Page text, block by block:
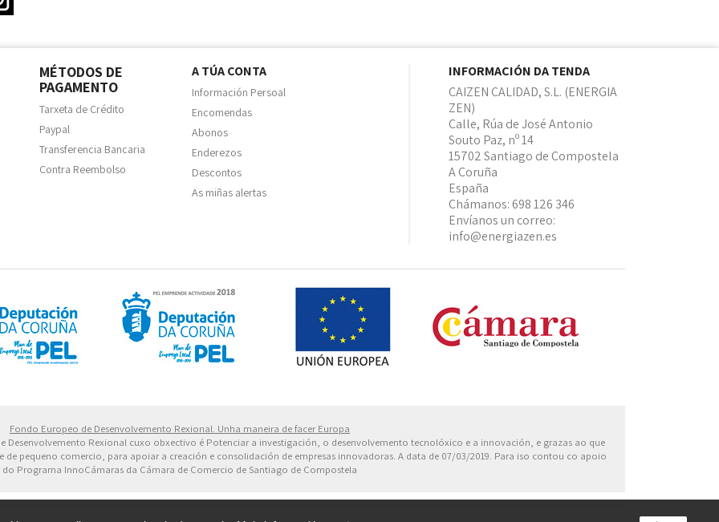
MÉTODOS DE
PAGAMENTO
Tarxeta de Crédito
Paypal
Transferencia Bancaria
Contra Reembolso
A TÚA CONTA
Información Persoal
Encomendas
Abonos
Enderezos
Descontos
As miñas alertas
INFORMACIÓN DA TENDA
CAIZEN CALIDAD, S.L. (ENERGIA
ZEN)
Calle, Rúa de José Antonio
Souto Paz, nº 14
15702 Santiago de Compostela
A Coruña
España
Chámanos: 698 126 346
Envíanos un correo:
info@energiazen.es
Fondo Europeo de Desenvolvemento Rexional. Unha maneira de facer Europa
Desenvolvemento Rexional cuxo obxectivo é Potenciar a investigación, o desenvolvemento tecnolóxico e a innovación, e grazas ao que
de pequeno comercio, para apoiar a creación e consolidación de empresas innovadoras. A data de 07/03/2019. Para iso contou co apoio
do Programa InnoCámaras da Cámara de Comercio de Santiago de Compostela